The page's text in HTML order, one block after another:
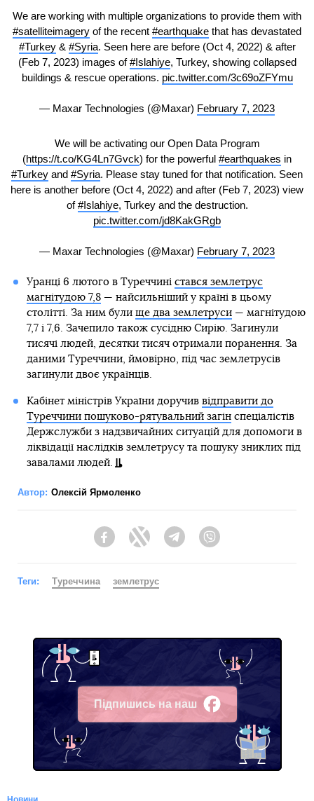
We are working with multiple organizations to provide them with
#satelliteimagery of the recent #earthquake that has devastated
#Turkey& #Syria. Seen here are before (Oct 4, 2022) & after
(Feb 7, 2023) images of#Islahiye, Turkey, showing collapsed
buildings & rescue operations. pic.twitter.com/3c69oZFYmu
— Maxar Technologies (@Maxar) February 7, 2023
We will be activating our Open Data Program
(https://t.co/KG4Ln7Gvck) for the powerful #earthquakes in
#Turkey and #Syria. Please stay tuned for that notification. Seen
here is another before (Oct 4, 2022) and after (Feb 7, 2023) view
of#Islahiye, Turkey and the destruction.
pic.twitter.com/jd8KakGRgb
— Maxar Technologies (@Maxar) February 7, 2023
Уранці 6 лютого в Туреччині стався землетрус
магнітудою 7,8— найсильніший у країні в цьому
столітті. За ним були ще два землетруси— магнітудою
7,7 і 7,6. Зачепило також сусідню Сирію. Загинули
тисячі людей, десятки тисяч отримали поранення. За
даними Туреччини, ймовірно, під час землетрусів
загинули двоє українців.
Кабінет міністрів України доручив відправити до
Туреччини пошуково-рятувальний загінспеціалістів
Держслужби з надзвичайних ситуацій для допомоги в
ліквідації наслідків землетрусу та пошуку зниклих під
завалами людей.
Автор: Олексій Ярмоленко
FacebookTwitter Telegram
Теги: Туреччина землетрус
Підпишись на наш
Facebook